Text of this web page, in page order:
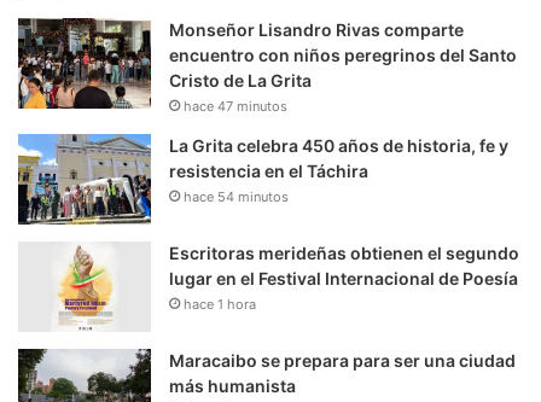
Monseñor Lisandro Rivas comparte
encuentro con niños peregrinos del Santo
Cristo de La Grita
hace 47 minutos
La Grita celebra 450 años de historia, fe y
resistencia en el Táchira
hace 54 minutos
Escritoras merideñas obtienen el segundo
lugar en el Festival Internacional de Poesía
hace 1 hora
Maracaibo se prepara para ser una ciudad
más humanista